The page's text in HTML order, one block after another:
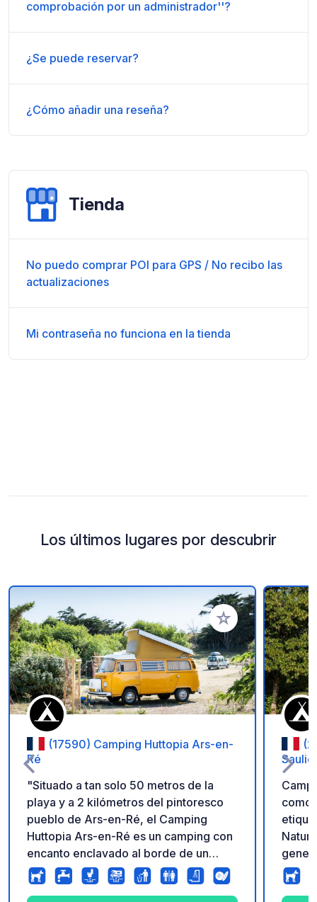
comprobación por un administrador''?
¿Se puede reservar?
¿Cómo añadir una reseña?
Tienda
No puedo comprar POI para GPS / No recibo las
actualizaciones
Mi contraseña no funciona en la tienda
Los últimos lugares por descubrir
Añadir a tus
(17590) Camping Huttopia Ars-en-
Ré
"Situado a tan solo 50 metros de la
playa y a 2 kilómetros del pintoresco
pueblo de Ars-en-Ré, el Camping
Huttopia Ars-en-Ré es un camping con
encanto enclavado al borde de un
bosque. Rodeado de mar, pinos y sal
marismas, este camping ofrece un
como
de su